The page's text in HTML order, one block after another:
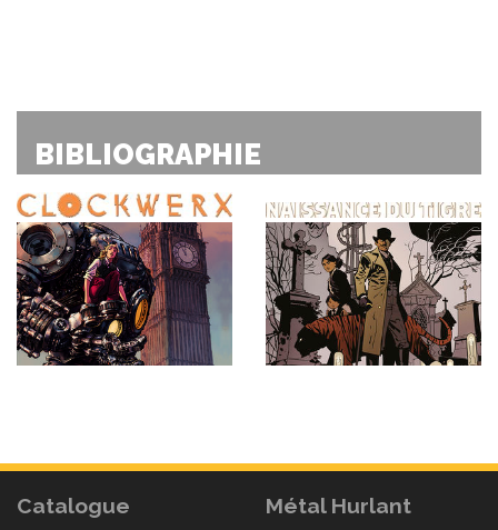
BIBLIOGRAPHIE
Catalogue
Métal Hurlant